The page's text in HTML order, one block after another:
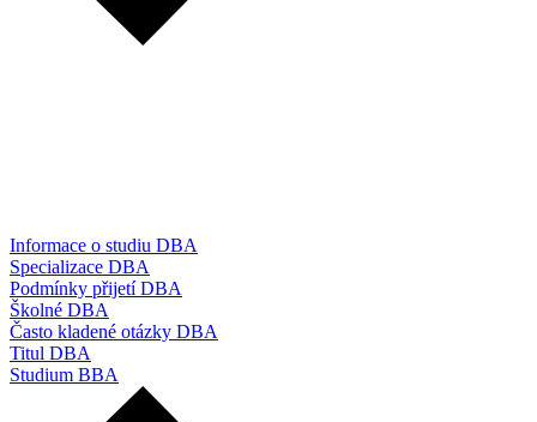
Informace o studiu DBA
Specializace DBA
Podmínky přijetí DBA
Školné DBA
Často kladené otázky DBA
Titul DBA
Studium BBA